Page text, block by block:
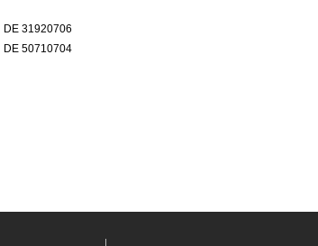
DE 31920706
DE 50710704